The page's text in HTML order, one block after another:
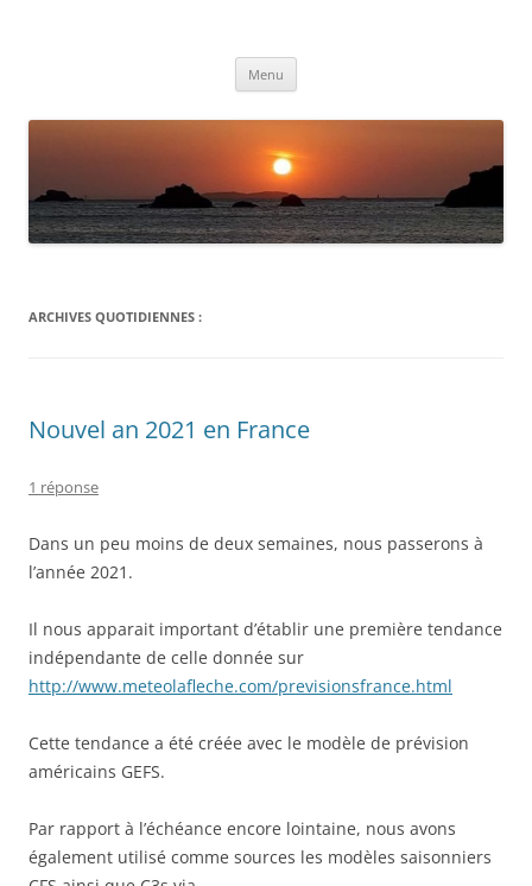
Menu
ARCHIVES QUOTIDIENNES :
Nouvel an 2021 en France
1 réponse
Dans un peu moins de deux semaines, nous passerons à
l’année 2021.
Il nous apparait important d’établir une première tendance
indépendante de celle donnée sur
http://www.meteolafleche.com/previsionsfrance.html
Cette tendance a été créée avec le modèle de prévision
américains GEFS.
Par rapport à l’échéance encore lointaine, nous avons
également utilisé comme sources les modèles saisonniers